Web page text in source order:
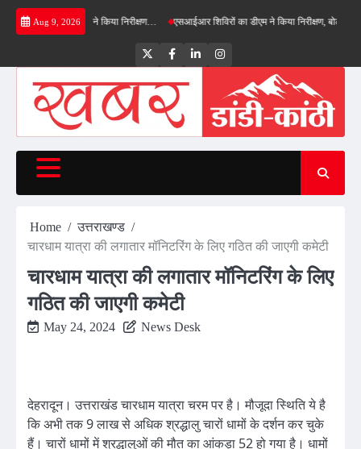
Skip
Aug 9, 2026
का डीएम ने किया निरीक्षण… एसआईआर शिविरों का डीएम ने किया निरीक्षण, बोले—कोई पात्र
TwitterFacebookLinkedInInstagram
Home
उत्तराखण्ड
चारधाम यात्रा की लगातार मॉनिटरिंग के लिए गठित की जाएगी कमेटी
चारधाम यात्रा की लगातार मॉनिटरिंग के लिए
गठित की जाएगी कमेटी
May 24, 2024 News Desk
देहरादून। उत्तराखंड चारधाम यात्रा चरम पर है। मौजूदा स्थिति ये है
कि अभी तक 9 लाख से अधिक श्रद्धालु चारों धामों के दर्शन कर चुके
हैं। चारों धामों में श्रद्धालुओं की मौत का आंकड़ा 52 हो गया है। धामों